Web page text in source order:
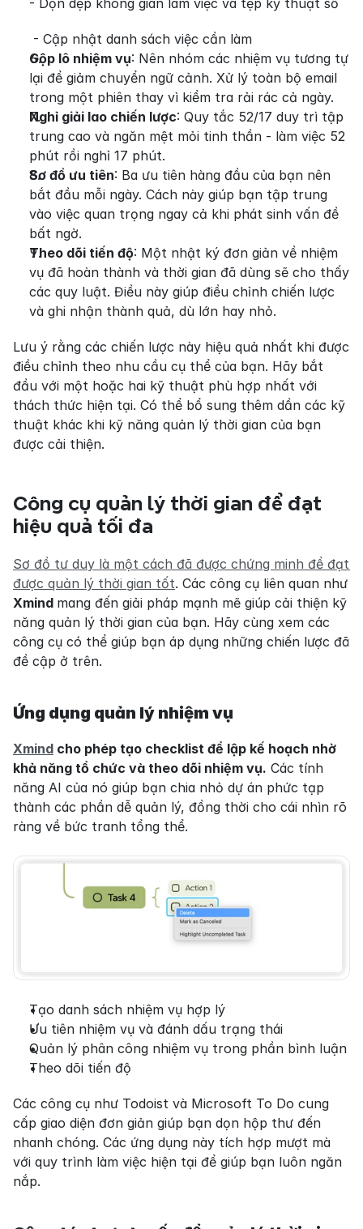
- Dọn dẹp không gian làm việc và tệp kỹ thuật số
- Cập nhật danh sách việc cần làm
Gộp lô nhiệm vụ: Nên nhóm các nhiệm vụ tương tự
lại để giảm chuyển ngữ cảnh. Xử lý toàn bộ email
trong một phiên thay vì kiểm tra rải rác cả ngày.
Nghỉ giải lao chiến lược: Quy tắc 52/17 duy trì tập
trung cao và ngăn mệt mỏi tinh thần - làm việc 52
phút rồi nghỉ 17 phút.
Sơ đồ ưu tiên: Ba ưu tiên hàng đầu của bạn nên
bắt đầu mỗi ngày. Cách này giúp bạn tập trung
vào việc quan trọng ngay cả khi phát sinh vấn đề
bất ngờ.
Theo dõi tiến độ: Một nhật ký đơn giản về nhiệm
vụ đã hoàn thành và thời gian đã dùng sẽ cho thấy
các quy luật. Điều này giúp điều chỉnh chiến lược
và ghi nhận thành quả, dù lớn hay nhỏ.
Lưu ý rằng các chiến lược này hiệu quả nhất khi được
điều chỉnh theo nhu cầu cụ thể của bạn. Hãy bắt
đầu với một hoặc hai kỹ thuật phù hợp nhất với
thách thức hiện tại. Có thể bổ sung thêm dần các kỹ
thuật khác khi kỹ năng quản lý thời gian của bạn
được cải thiện.
Công cụ quản lý thời gian để đạt
hiệu quả tối đa
Sơ đồ tư duy là một cách đã được chứng minh để đạt
được quản lý thời gian tốt
Xmind mang đến giải pháp mạnh mẽ giúp cải thiện kỹ
năng quản lý thời gian của bạn. Hãy cùng xem các
công cụ có thể giúp bạn áp dụng những chiến lược đã
đề cập ở trên.
Ứng dụng quản lý nhiệm vụ
Xmind cho phép tạo checklist để lập kế hoạch nhờ
khả năng tổ chức và theo dõi nhiệm vụ. Các tính
năng AI của nó giúp bạn chia nhỏ dự án phức tạp
thành các phần dễ quản lý, đồng thời cho cái nhìn rõ
ràng về bức tranh tổng thể.
Tạo danh sách nhiệm vụ hợp lý
Ưu tiên nhiệm vụ và đánh dấu trạng thái
Quản lý phân công nhiệm vụ trong phần bình luận
Theo dõi tiến độ
Các công cụ như Todoist và Microsoft To Do cung
cấp giao diện đơn giản giúp bạn dọn hộp thư đến
nhanh chóng. Các ứng dụng này tích hợp mượt mà
với quy trình làm việc hiện tại để giúp bạn luôn ngăn
nắp.